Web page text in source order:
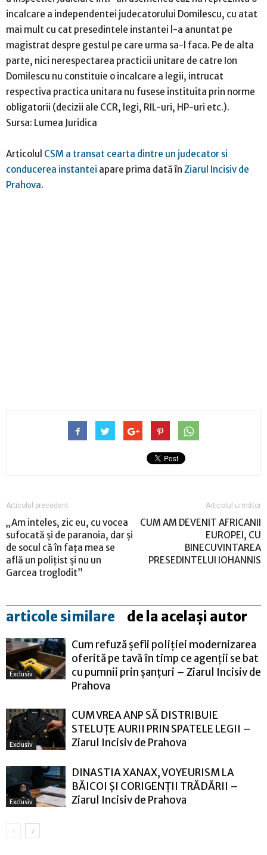
incalcare a independentei judecatorului Domilescu, cu atat
mai mult cu cat presedintele instantei l-a anuntat pe
magistrat despre gestul pe care urma sa-l faca. Pe de alta
parte, nici nerespectarea practicii unitare de catre Ion
Domilescu nu constituie o incalcare a legii, intrucat
respectiva practica unitara nu fusese instituita prin norme
obligatorii (decizii ale CCR, legi, RIL-uri, HP-uri etc.).
Sursa: Lumea Juridica
Articolul CSM a transat cearta dintre un judecator si
conducerea instantei apare prima dată în Ziarul Incisiv de
Prahova.
Articolul precedent
„Am inteles, zic eu, cu vocea
sufocată și de paranoia, dar și
de socul că în fața mea se
află un polițist și nu un
Garcea troglodit”
Articolul următor
CUM AM DEVENIT AFRICANII
EUROPEI, CU
BINECUVINTAREA
PRESEDINTELUI IOHANNIS
articole similare de la același autor
Exclusiv
Cum refuză șefii poliției modernizarea
oferită pe tavă în timp ce agenții se bat
cu pumnii prin șanțuri – Ziarul Incisiv de
Prahova
Exclusiv
CUM VREA ANP SĂ DISTRIBUIE
STELUȚE AURII PRIN SPATELE LEGII –
Ziarul Incisiv de Prahova
Exclusiv
DINASTIA XANAX, VOYEURISM LA
BĂICOI ȘI CORIGENȚII TRĂDĂRII –
Ziarul Incisiv de Prahova